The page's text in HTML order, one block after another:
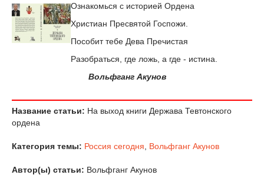
Ознакомься с историей Ордена
Христиан Пресвятой Госпожи.
Пособит тебе Дева Пречистая
Разобраться, где ложь, а где - истина.
Вольфганг Акунов
Название статьи: На выход книги Держава Тевтонского
ордена
Категория темы: Россия сегодня Вольфганг Акунов
Автор(ы) статьи: Вольфганг Акунов